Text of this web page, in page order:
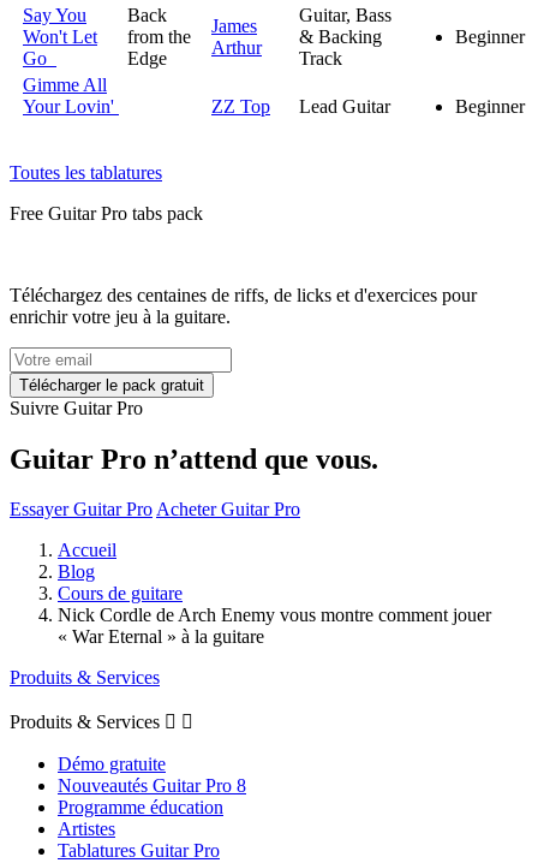
Say You
Won't Let
Go
Back
from the
Edge
James
Arthur
Guitar, Bass
& Backing
Track
Beginner
Gimme All
Your Lovin'
ZZ Top Lead Guitar Beginner
Toutes les tablatures
Free Guitar Pro tabs pack
Téléchargez des centaines de riffs, de licks et d'exercices pour
enrichir votre jeu à la guitare.
Suivre Guitar Pro
Guitar Pro n’attend que vous.
Essayer Guitar ProAcheter Guitar Pro
Accueil
Blog
Cours de guitare
Nick Cordle de Arch Enemy vous montre comment jouer
« War Eternal » à la guitare
Produits & Services
Produits & Services  
Démo gratuite
Nouveautés Guitar Pro 8
Programme éducation
Artistes
Tablatures Guitar Pro